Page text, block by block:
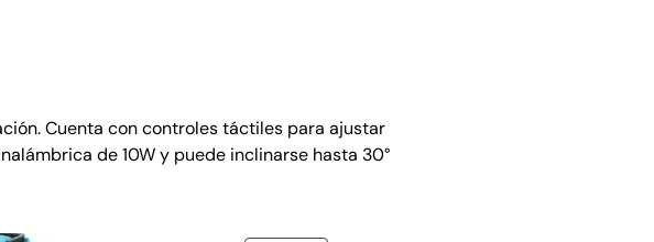
Cuenta con controles táctiles para ajustar
de 10W y puede inclinarse hasta 30°